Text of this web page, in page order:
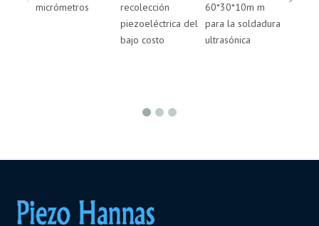
micrómetros
recolección
piezoeléctrica del
bajo costo
60*30*10m m
para la soldadura
ultrasónica